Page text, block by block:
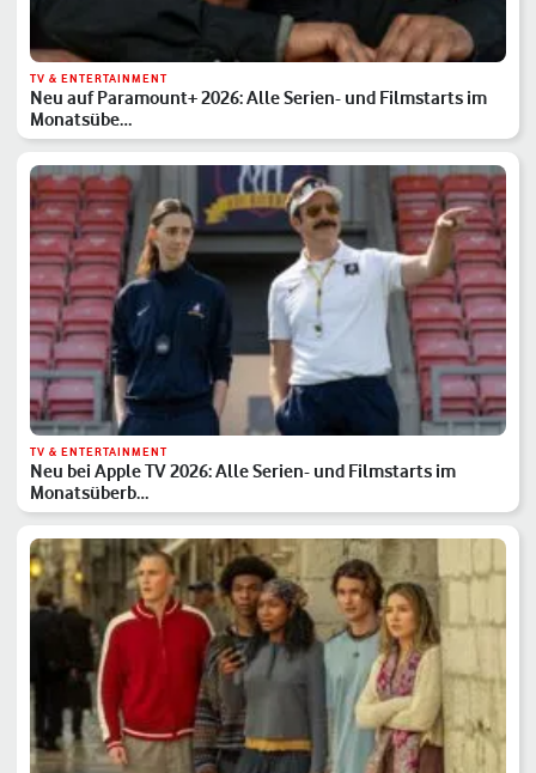
TV & ENTERTAINMENT
Neu auf Paramount+ 2026: Alle Serien- und Filmstarts im
Monatsübe…
TV & ENTERTAINMENT
Neu bei Apple TV 2026: Alle Serien- und Filmstarts im
Monatsüberb…